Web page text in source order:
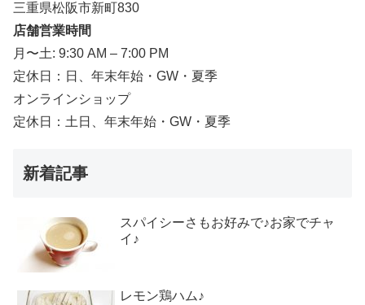
三重県松阪市新町830
店舗営業時間
月〜土: 9:30 AM – 7:00 PM
定休日：日、年末年始・GW・夏季
オンラインショップ
定休日：土日、年末年始・GW・夏季
新着記事
スパイシーさもお好みで♪お家でチャ
イ♪
レモン鶏ハム♪